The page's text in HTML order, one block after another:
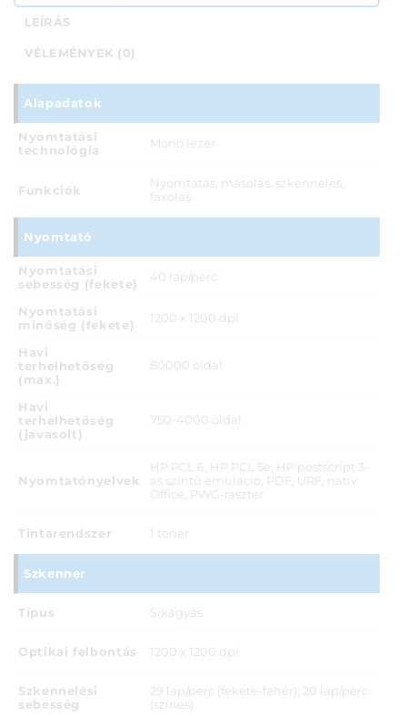
LEÍRÁS
VÉLEMÉNYEK (0)
Alapadatok
Nyomtatási
technológia
Mono lézer
Funkciók
Nyomtatás, másolás, szkennelés,
faxolás
Nyomtató
Nyomtatási
sebesség (fekete)
40 lap/perc
Nyomtatási
minőség (fekete)
1200 x 1200 dpi
Havi
terhelhetőség
(max.)
80000 oldal
Havi
terhelhetőség
(javasolt)
750-4000 oldal
Nyomtatónyelvek
HP PCL 6, HP PCL 5e, HP postscript 3-
as szintű emuláció, PDF, URF, natív
Office, PWG-raszter
Tintarendszer 1 toner
Szkenner
Típus Síkágyas
Optikai felbontás 1200 x 1200 dpi
Szkennelési
sebesség
29 lap/perc (fekete-fehér); 20 lap/perc
(színes)